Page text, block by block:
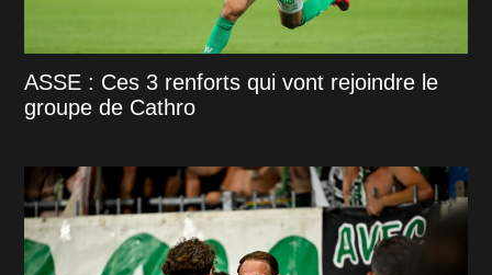
ASSE : Ces 3 renforts qui vont rejoindre le
groupe de Cathro